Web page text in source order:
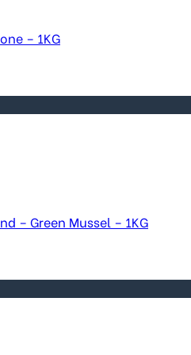
– 1KG
– Green Mussel – 1KG